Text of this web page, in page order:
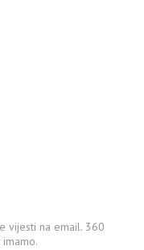
vijesti na email. 360